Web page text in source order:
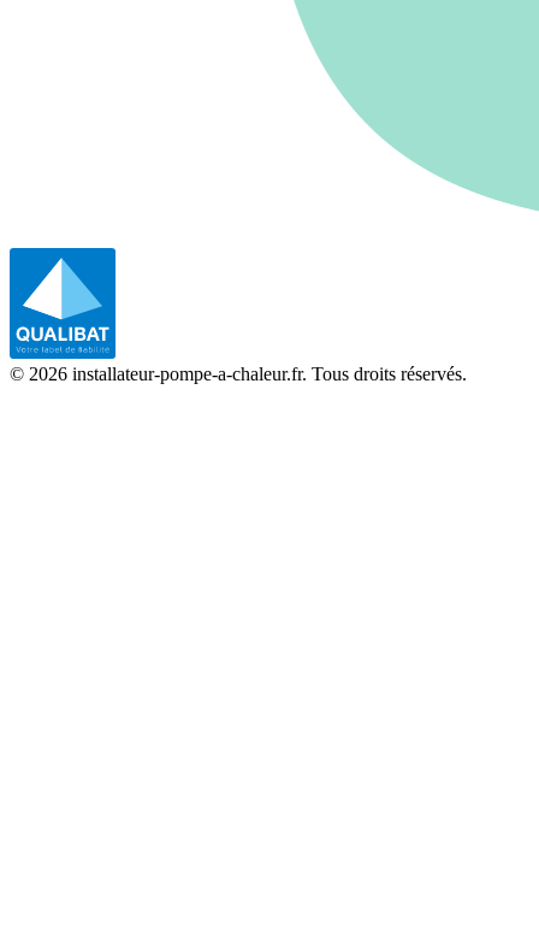
© 2026 installateur-pompe-a-chaleur.fr. Tous droits réservés.